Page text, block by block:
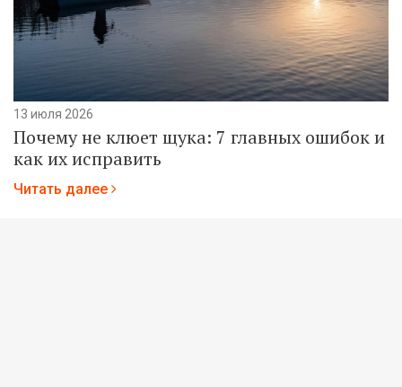
13 июля 2026
Почему не клюет щука: 7 главных ошибок и
как их исправить
Читать далее